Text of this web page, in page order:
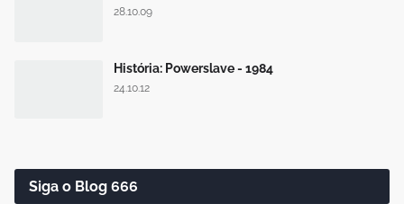
28.10.09
História: Powerslave - 1984
24.10.12
Siga o Blog 666